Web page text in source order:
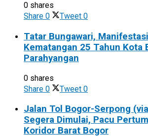
0 shares
Share 0 Tweet 0
Tatar Bungawari,
Kematangan 25 Tahun Kota
Parahyangan
0 shares
Share 0 Tweet 0
Jalan Tol Bogor-Serpong
Segera Dimulai, Pacu
Koridor Barat Bogor